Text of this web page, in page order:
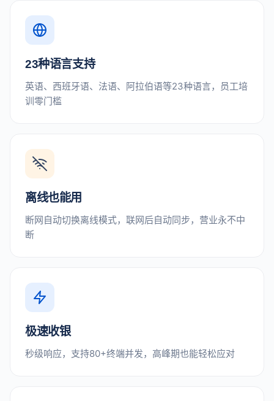
23种语言支持
英语、西班牙语、法语、阿拉伯语等23种语言，员工培
训零门槛
离线也能用
断网自动切换离线模式，联网后自动同步，营业永不中
断
极速收银
秒级响应，支持80+终端并发，高峰期也能轻松应对